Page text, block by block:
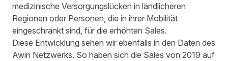
medizinische Versorgungslücken in ländlicheren
Regionen oder Personen, die in ihrer Mobilität
eingeschränkt sind, für die erhöhten Sales.
Diese Entwicklung sehen wir ebenfalls in den Daten des
Awin Netzwerks. So haben sich die Sales von 2019 auf